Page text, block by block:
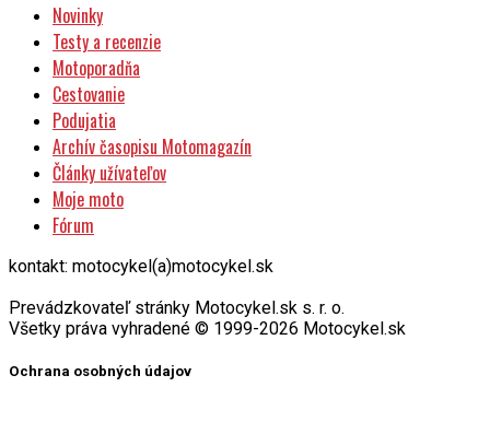
Novinky
Testy a recenzie
Motoporadňa
Cestovanie
Podujatia
Archív časopisu Motomagazín
Články užívateľov
Moje moto
Fórum
kontakt: motocykel(a)motocykel.sk
Prevádzkovateľ stránky Motocykel.sk s. r. o.
Všetky práva vyhradené © 1999-2026 Motocykel.sk
Ochrana osobných údajov